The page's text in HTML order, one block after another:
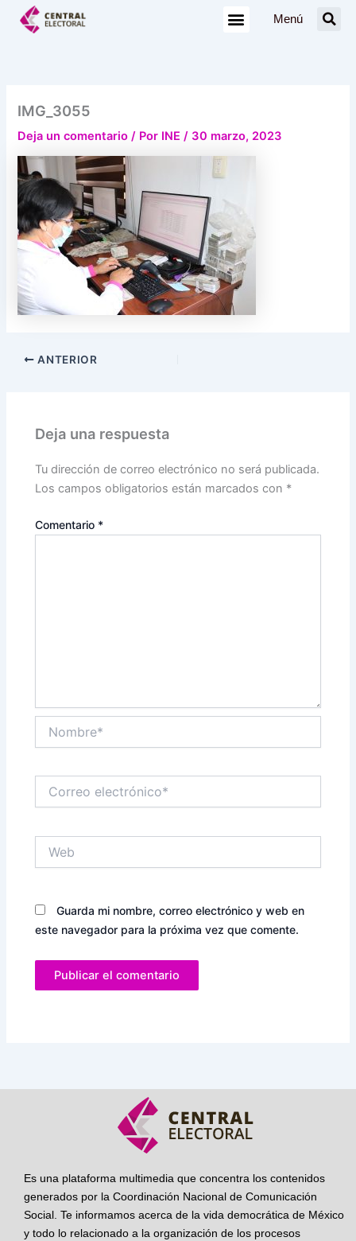
Menú
IMG_3055
Deja un comentario / Por INE/ 30 marzo, 2023
ANTERIOR
Deja una respuesta
Tu dirección de correo electrónico no será publicada.
Los campos obligatorios están marcados con *
Comentario *
electrónico*
Guarda mi nombre, correo electrónico y web en
este navegador para la próxima vez que comente.
Es una plataforma multimedia que concentra los contenidos
generados por la Coordinación Nacional de Comunicación
Social. Te informamos acerca de la vida democrática de México
y todo lo relacionado a la organización de los procesos